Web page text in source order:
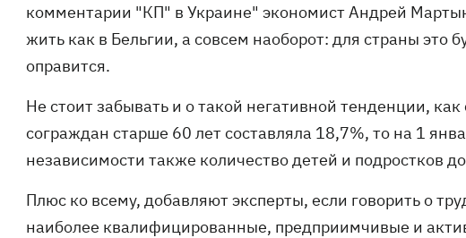
комментарии "КП" в Украине" экономист Андрей
жить как в Бельгии, а совсем наоборот: для страны это
оправится.
Не стоит забывать и о такой негативной тенденции,
сограждан старше 60 лет составляла 18,7%, то на 1
независимости также количество детей и подростков
Плюс ко всему, добавляют эксперты, если говорить о
наиболее квалифицированные, предприимчивые и